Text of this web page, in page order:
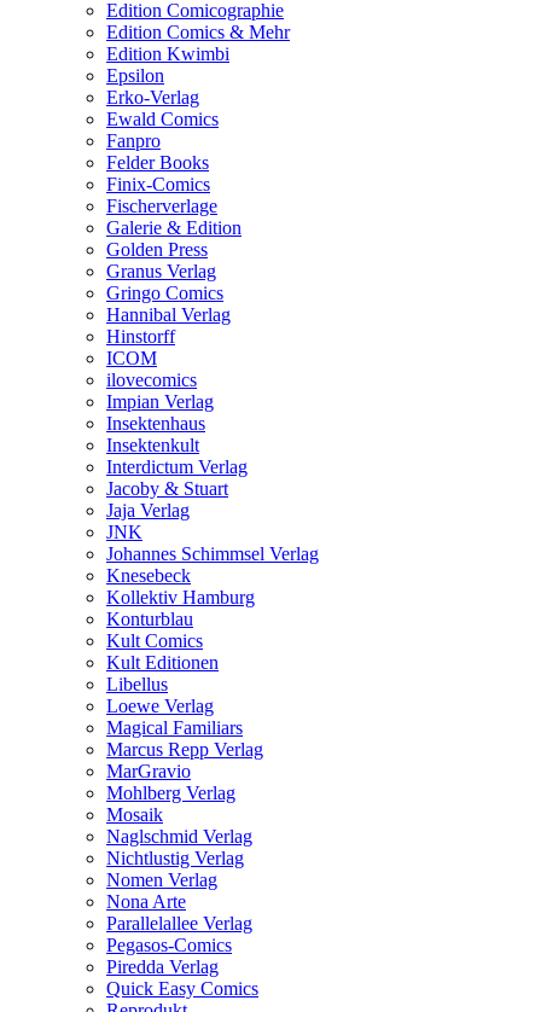
Edition Comicographie
Edition Comics & Mehr
Edition Kwimbi
Epsilon
Erko-Verlag
Ewald Comics
Fanpro
Felder Books
Finix-Comics
Fischerverlage
Galerie & Edition
Golden Press
Granus Verlag
Gringo Comics
Hannibal Verlag
Hinstorff
ICOM
ilovecomics
Impian Verlag
Insektenhaus
Insektenkult
Interdictum Verlag
Jacoby & Stuart
Jaja Verlag
JNK
Johannes Schimmsel Verlag
Knesebeck
Kollektiv Hamburg
Konturblau
Kult Comics
Kult Editionen
Libellus
Loewe Verlag
Magical Familiars
Marcus Repp Verlag
MarGravio
Mohlberg Verlag
Mosaik
Naglschmid Verlag
Nichtlustig Verlag
Nomen Verlag
Nona Arte
Parallelallee Verlag
Pegasos-Comics
Piredda Verlag
Quick Easy Comics